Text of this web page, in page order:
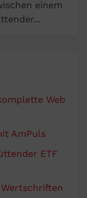
einem
Web
AmPuls
ETF